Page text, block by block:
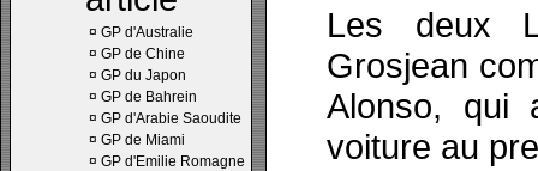
¤ GP d'Australie
¤ GP de Chine
¤ GP du Japon
¤ GP de Bahrein
¤ GP d'Arabie Saoudite
¤ GP de Miami
¤ GP d'Emilie Romagne
Les deux
Grosjean
Alonso, qui
voiture au